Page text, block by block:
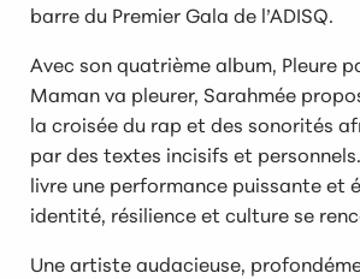
barre du Premier Gala de l’ADISQ.
Avec son quatrième album, Pleure
Maman va pleurer, Sarahmée
la croisée du rap et des sonorités
par des textes incisifs et
livre une performance puissante et
identité, résilience et culture se
Une artiste audacieuse,